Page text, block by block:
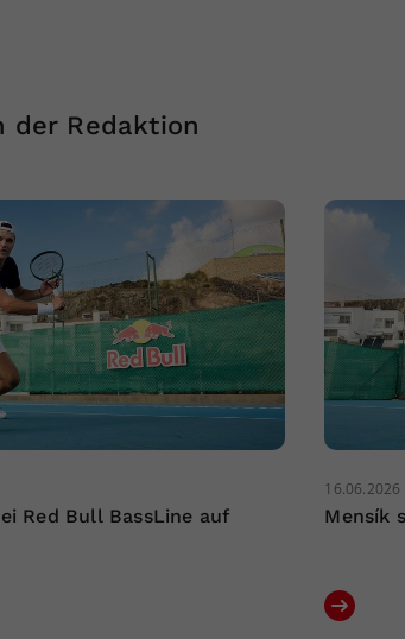
der Redaktion
Red Bull BassLine auf
16.06.2026
Mensík